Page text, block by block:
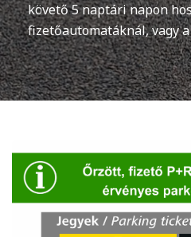
követő 5 naptári napon
fizetőautomatáknál, vagy